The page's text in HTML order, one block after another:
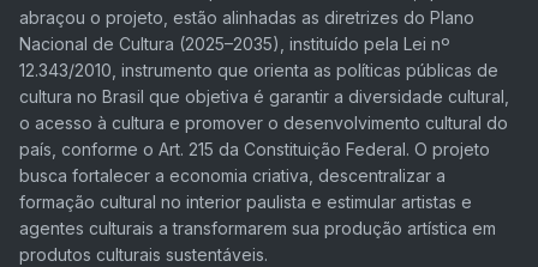
abraçou o projeto, estão alinhadas as diretrizes do Plano
Nacional de Cultura (2025–2035), instituído pela Lei nº
12.343/2010, instrumento que orienta as políticas públicas de
cultura no Brasil que objetiva é garantir a diversidade cultural,
o acesso à cultura e promover o desenvolvimento cultural do
país, conforme o Art. 215 da Constituição Federal. O projeto
busca fortalecer a economia criativa, descentralizar a
formação cultural no interior paulista e estimular artistas e
agentes culturais a transformarem sua produção artística em
produtos culturais sustentáveis.